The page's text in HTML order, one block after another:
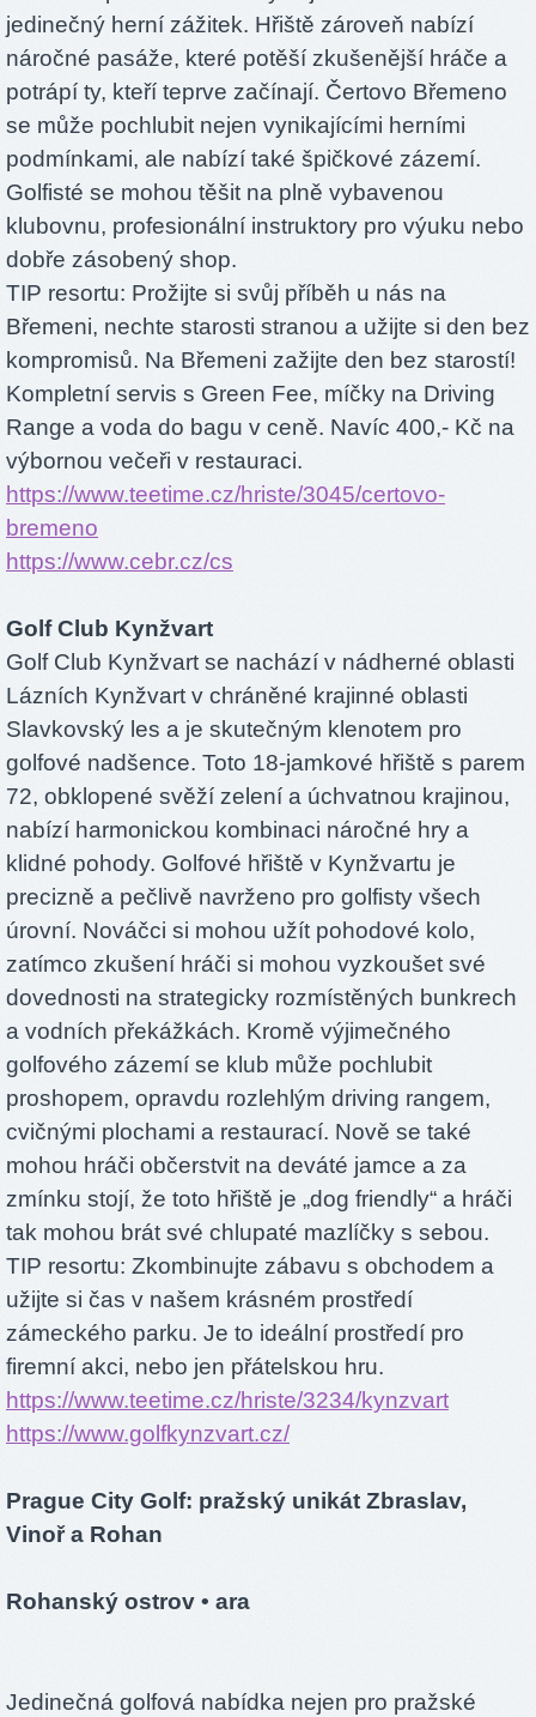
jedinečný herní zážitek. Hřiště zároveň nabízí
náročné pasáže, které potěší zkušenější hráče a
potrápí ty, kteří teprve začínají. Čertovo Břemeno
se může pochlubit nejen vynikajícími herními
podmínkami, ale nabízí také špičkové zázemí.
Golfisté se mohou těšit na plně vybavenou
klubovnu, profesionální instruktory pro výuku nebo
dobře zásobený shop.
TIP resortu: Prožijte si svůj příběh u nás na
Břemeni, nechte starosti stranou a užijte si den bez
kompromisů. Na Břemeni zažijte den bez starostí!
Kompletní servis s Green Fee, míčky na Driving
Range a voda do bagu v ceně. Navíc 400,- Kč na
výbornou večeři v restauraci.
https://www.teetime.cz/hriste/3045/certovo-
bremeno
https://www.cebr.cz/cs
Golf Club Kynžvart
Golf Club Kynžvart se nachází v nádherné oblasti
Lázních Kynžvart v chráněné krajinné oblasti
Slavkovský les a je skutečným klenotem pro
golfové nadšence. Toto 18-jamkové hřiště s parem
72, obklopené svěží zelení a úchvatnou krajinou,
nabízí harmonickou kombinaci náročné hry a
klidné pohody. Golfové hřiště v Kynžvartu je
precizně a pečlivě navrženo pro golfisty všech
úrovní. Nováčci si mohou užít pohodové kolo,
zatímco zkušení hráči si mohou vyzkoušet své
dovednosti na strategicky rozmístěných bunkrech
a vodních překážkách. Kromě výjimečného
golfového zázemí se klub může pochlubit
proshopem, opravdu rozlehlým driving rangem,
cvičnými plochami a restaurací. Nově se také
mohou hráči občerstvit na deváté jamce a za
zmínku stojí, že toto hřiště je „dog friendly“ a hráči
tak mohou brát své chlupaté mazlíčky s sebou.
TIP resortu: Zkombinujte zábavu s obchodem a
užijte si čas v našem krásném prostředí
zámeckého parku. Je to ideální prostředí pro
firemní akci, nebo jen přátelskou hru.
https://www.teetime.cz/hriste/3234/kynzvart
https://www.golfkynzvart.cz/
Prague City Golf: pražský unikát Zbraslav,
Vinoř a Rohan
Rohanský ostrov • ara
Jedinečná golfová nabídka nejen pro pražské